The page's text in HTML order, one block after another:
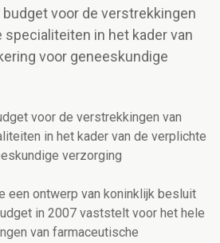
voor de verstrekkingen
in het kader van
voor geneeskundige
voor de verstrekkingen van
in het kader van de verplichte
verzorging
een ontwerp van koninklijk besluit
in 2007 vaststelt voor het hele
van farmaceutische